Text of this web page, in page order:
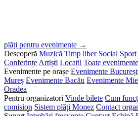
plăți pentru evenimente →
Descoperă Muzică Timp liber Social Sport
Conferințe Artiști Locații Toate
Evenimente pe orașe Evenimente
Mureș Evenimente Bacău Evenimente
Oradea
Pentru organizatori Vinde bilete Cum
comision Sistem plăți Monez Contact